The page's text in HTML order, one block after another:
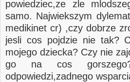
powiedziec,ze zle
samo. Najwiekszym
medikinet cr) ,czy dobrze
jesli cos pojdzie nie tak?
mojego dziecka? Czy nie
go na cos
odpowiedzi,zadnego